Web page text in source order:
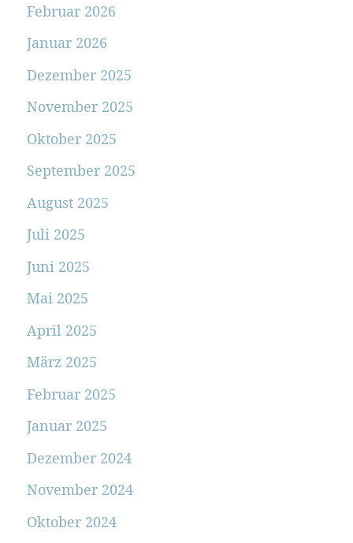
Februar 2026
Januar 2026
Dezember 2025
November 2025
Oktober 2025
September 2025
August 2025
Juli 2025
Juni 2025
Mai 2025
April 2025
März 2025
Februar 2025
Januar 2025
Dezember 2024
November 2024
Oktober 2024